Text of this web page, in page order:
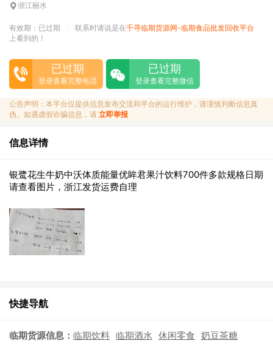
浙江丽水
有效期：已过期 联系时请说是在千寻临期货源网-临期食品批发回收平台
上看到的！
已过期
登录查看完整电话
已过期
登录查看完整微信
公告声明：本平台仅提供信息发布交流和平台的运行维护，请谨慎判断信息真
伪。如遇虚假诈骗信息，请 立即举报
信息详情
银鹭花生牛奶中沃体质能量优眸君果汁饮料700件多款规格日期
请查看图片，浙江发货运费自理
快捷导航
临期货源信息： 临期饮料 临期酒水 休闲零食 奶豆茶糖